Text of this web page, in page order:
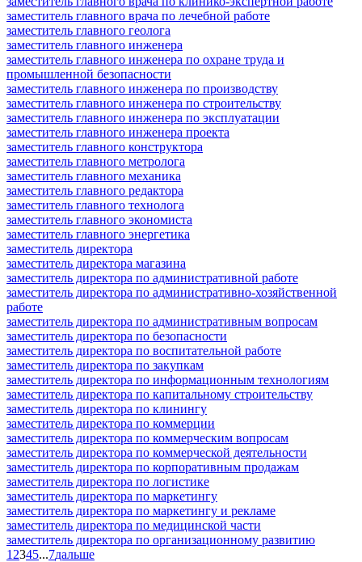
заместитель главного врача по лечебной работе
заместитель главного геолога
заместитель главного инженера
заместитель главного инженера по охране труда и
промышленной безопасности
заместитель главного инженера по производству
заместитель главного инженера по строительству
заместитель главного инженера по эксплуатации
заместитель главного инженера проекта
заместитель главного конструктора
заместитель главного метролога
заместитель главного механика
заместитель главного редактора
заместитель главного технолога
заместитель главного экономиста
заместитель главного энергетика
заместитель директора
заместитель директора магазина
заместитель директора по административной работе
заместитель директора по административно-хозяйственной
работе
заместитель директора по административным вопросам
заместитель директора по безопасности
заместитель директора по воспитательной работе
заместитель директора по закупкам
заместитель директора по информационным технологиям
заместитель директора по капитальному строительству
заместитель директора по клинингу
заместитель директора по коммерции
заместитель директора по коммерческим вопросам
заместитель директора по коммерческой деятельности
заместитель директора по корпоративным продажам
заместитель директора по логистике
заместитель директора по маркетингу
заместитель директора по маркетингу и рекламе
заместитель директора по медицинской части
заместитель директора по организационному развитию
1 2345...7дальше